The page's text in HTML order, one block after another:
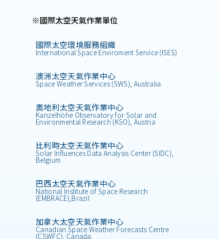
※國際太空天氣作業單位
國際太空環境服務組織
International Space Enviroment Service (ISES)
澳洲太空天氣作業中心
Space Weather Services (SWS), Australia
奧地利太空天氣作業中心
Kanzelhöhe Observatory for Solar and
Environmental Research (KSO), Austria
比利時太空天氣作業中心
Solar Influences Data Analysis Center (SIDC),
Belgium
巴西太空天氣作業中心
National Institute of Space Research
(EMBRACE),Brazil
加拿大太空天氣作業中心
Canadian Space Weather Forecasts Centre
(CSWFC), Canada